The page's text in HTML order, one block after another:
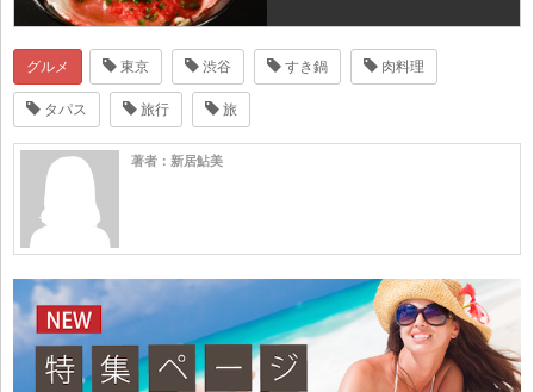
グルメ 東京 渋谷 すき鍋 肉料理
タパス 旅行 旅
著者：新居鮎美